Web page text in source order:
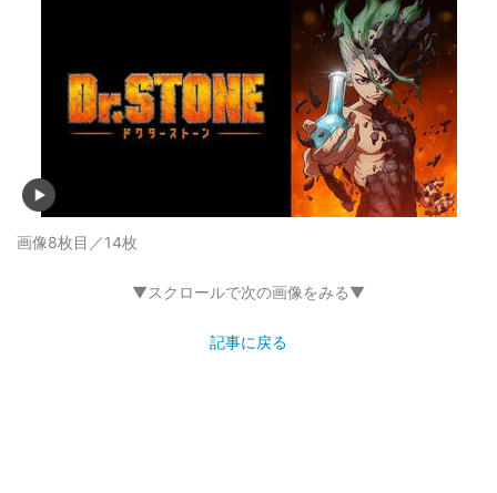
画像8枚目／14枚
▼スクロールで次の画像をみる▼
記事に戻る